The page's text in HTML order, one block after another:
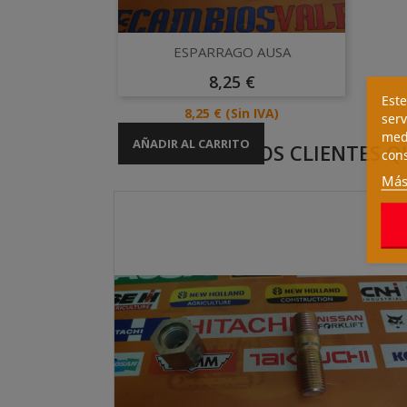
Vista rápida
ESPARRAGO AUSA
Precio
8,25 €
Precio
8,25 € (Sin IVA)
AÑADIR AL CARRITOLOS CLIENTES